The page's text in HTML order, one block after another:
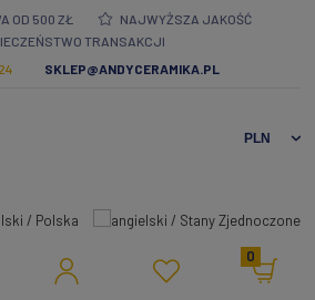
OD 500 ZŁ
NAJWYŻSZA JAKOŚĆ
TRANSAKCJI
SKLEP@ANDYCERAMIKA.PL
0